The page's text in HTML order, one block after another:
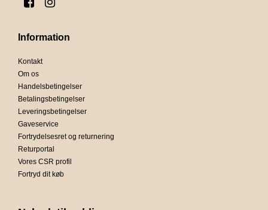
Information
Kontakt
Om os
Handelsbetingelser
Betalingsbetingelser
Leveringsbetingelser
Gaveservice
Fortrydelsesret og returnering
Returportal
Vores CSR profil
Fortryd dit køb